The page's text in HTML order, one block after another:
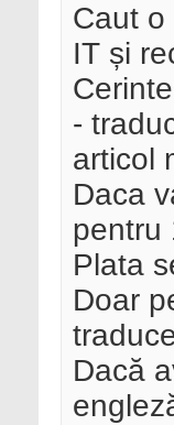
Caut o
IT și
-
articol
Daca
pentru
Plata
Doar
Dacă